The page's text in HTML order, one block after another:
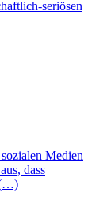
seriösen
Medien
dass
(…)